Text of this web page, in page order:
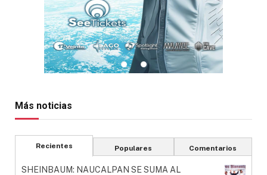
Más noticias
Recientes Populares Comentarios
SHEINBAUM: NAUCALPAN SE SUMA AL